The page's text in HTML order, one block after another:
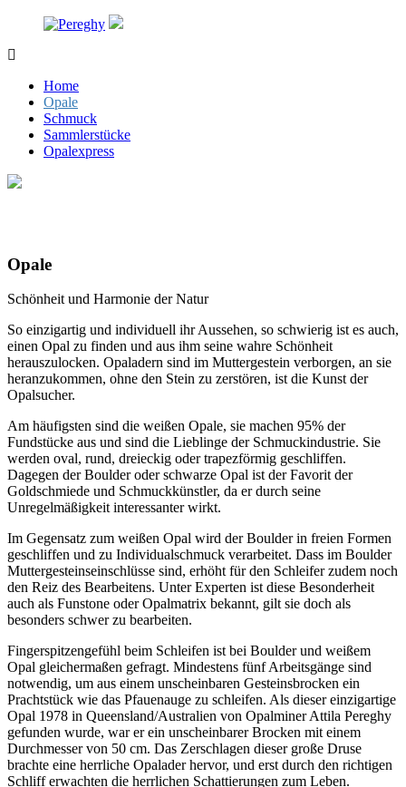
springen
Schmuck
Home
Opale
Schmuck
Sammlerstücke
Opalexpress
Opale
Schönheit und Harmonie der Natur
So einzigartig und individuell ihr Aussehen, so schwierig ist es auch,
einen Opal zu finden und aus ihm seine wahre Schönheit
herauszulocken. Opaladern sind im Muttergestein verborgen, an sie
heranzukommen, ohne den Stein zu zerstören, ist die Kunst der
Opalsucher.
Am häufigsten sind die weißen Opale, sie machen 95% der
Fundstücke aus und sind die Lieblinge der Schmuckindustrie. Sie
werden oval, rund, dreieckig oder trapezförmig geschliffen.
Dagegen der Boulder oder schwarze Opal ist der Favorit der
Goldschmiede und Schmuckkünstler, da er durch seine
Unregelmäßigkeit interessanter wirkt.
Im Gegensatz zum weißen Opal wird der Boulder in freien Formen
geschliffen und zu Individualschmuck verarbeitet. Dass im Boulder
Muttergesteinseinschlüsse sind, erhöht für den Schleifer zudem noch
den Reiz des Bearbeitens. Unter Experten ist diese Besonderheit
auch als Funstone oder Opalmatrix bekannt, gilt sie doch als
besonders schwer zu bearbeiten.
Fingerspitzengefühl beim Schleifen ist bei Boulder und weißem
Opal gleichermaßen gefragt. Mindestens fünf Arbeitsgänge sind
notwendig, um aus einem unscheinbaren Gesteinsbrocken ein
Prachtstück wie das Pfauenauge zu schleifen. Als dieser einzigartige
Opal 1978 in Queensland/Australien von Opalminer Attila Pereghy
gefunden wurde, war er ein unscheinbarer Brocken mit einem
Durchmesser von 50 cm. Das Zerschlagen dieser große Druse
brachte eine herrliche Opalader hervor, und erst durch den richtigen
Schliff erwachten die herrlichen Schattierungen zum Leben.